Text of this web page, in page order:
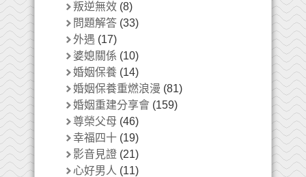
叛逆無效 (8)
問題解答 (33)
外遇 (17)
婆媳關係 (10)
婚姻保養 (14)
婚姻保養重燃浪漫 (81)
婚姻重建分享會 (159)
尊榮父母 (46)
幸福四十 (19)
影音見證 (21)
心好男人 (11)